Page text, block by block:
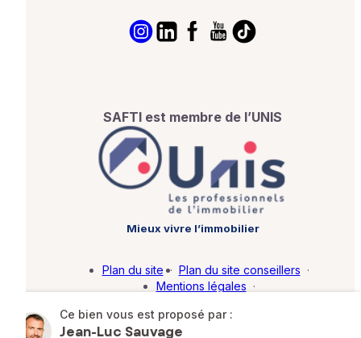
Ce bien vous est proposé par :
Jean-Luc Sauvage
SAFTI est membre de l’UNIS
Mieux vivre l’immobilier
Plan du site · Plan du site conseillers ·
Mentions légales ·
Barème d'honoraires · Paramétrer mes cookies